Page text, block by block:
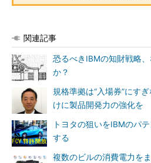
関連記事
恐るべきIBMの知財戦略
か？
規格準拠は“入場券”にす
けに製品開発力の強化を
トヨタの狙いをIBMのパ
する
複数のビルの消費電力を